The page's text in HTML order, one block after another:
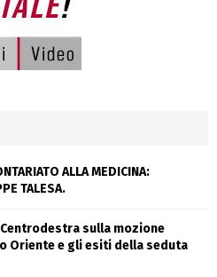
ALLA MEDICINA:
TALESA.
sulla mozione
Oriente e gli esiti della seduta